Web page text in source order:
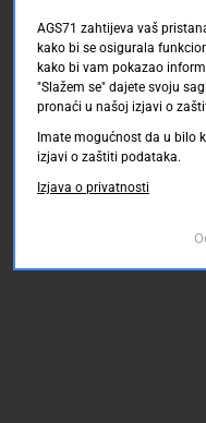
AGS71 zahtijeva vaš
kako bi se osigurala
kako bi vam pokazao
"Slažem se" dajete svoju
pronaći u našoj izjavi o
Imate mogućnost da u bilo
izjavi o zaštiti podataka.
Izjava o privatnosti